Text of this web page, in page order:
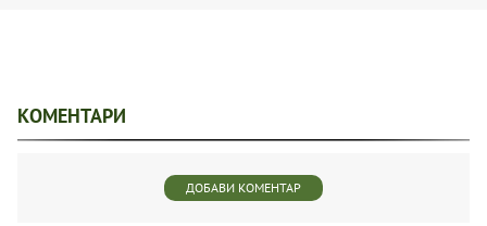
КОМЕНТАРИ
ДОБАВИ КОМЕНТАР